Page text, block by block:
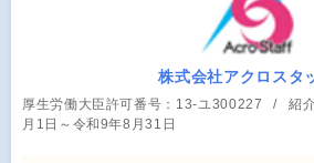
株式会社アクロスタ
厚生労働大臣許可番号：13-ユ300227
紹
月1日～令和9年8月31日